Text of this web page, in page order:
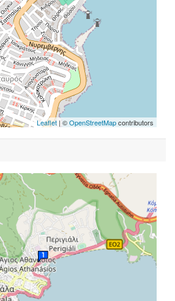
Leaflet | ©OpenStreetMapcontributors